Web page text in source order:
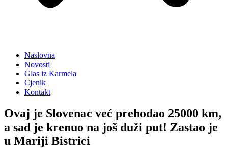
Naslovna
Novosti
Glas iz Karmela
Cjenik
Kontakt
Ovaj je Slovenac već prehodao 25000 km,
a sad je krenuo na još duži put! Zastao je
u Mariji Bistrici